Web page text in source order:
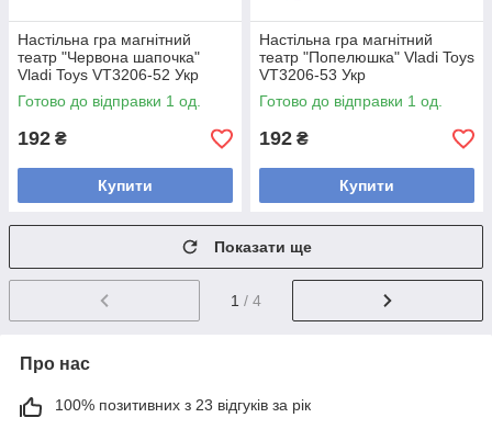
Настільна гра магнітний
театр "Червона шапочка"
Vladi Toys VT3206-52 Укр
Готово до відправки 1 од.
192 ₴
Купити
Настільна гра магнітний
театр "Попелюшка" Vladi Toys
VT3206-53 Укр
Готово до відправки 1 од.
192 ₴
Купити
Показати ще
1 / 4
Про нас
100% позитивних з 23 відгуків за рік